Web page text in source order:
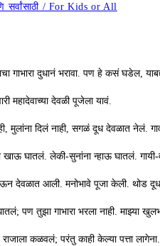
सर्वांसाठी / For Kids or All
गाभारा दुधानं भरावा. पण हे कसं घडेल,
महादेवाच्या देवळी पूजेला यावं.
मुलांना दिलं नाही, सगळं दूध देवळात नेलं.
घातलं. लेकी-सुनांना न्हाऊ घातलं. गायी-
देवळात आली. मनोभावे पूजा केली. थोड दूध
पण तुझा गाभारा भरला नाही.
कळवलं; परंतु काही केल्या पत्ता